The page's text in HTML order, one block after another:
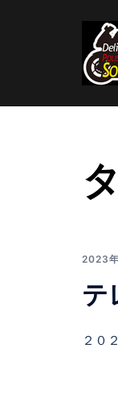
2023
テ
２０